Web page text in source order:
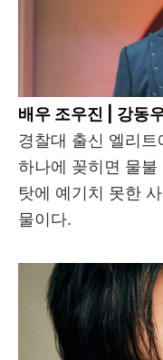
배우 조우진 | 강동
경찰대 출신 엘리
하나에 꽂히면 물
탓에 예기치 못한
물이다.